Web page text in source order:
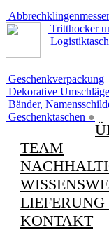
Tritthocker
Geschenkverpackung
Dekorative
Bänder,
Geschenktaschen ●
TEAM
KONTAKT